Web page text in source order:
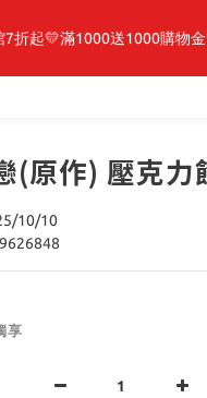
新開賣🔥「全知讀者視角」
7折起💛滿1000送1000購物
強者、你又被殺了呢，偵探
新開賣🔥「全知讀者視角」
(原作) 壓克力
10/10
享